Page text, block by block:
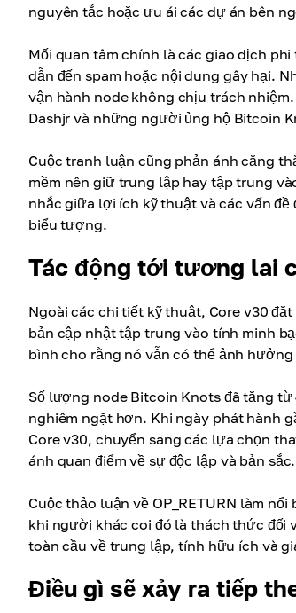
nguyên tắc hoặc ưu ái các dự án bên
Mối quan tâm chính là các giao dịch
dẫn đến spam hoặc nội dung gây hại.
vận hành node không chịu trách
Dashjr và những người ủng hộ Bitcoin
Cuộc tranh luận cũng phản ánh căng
mềm nên giữ trung lập hay tập trung
nhắc giữa lợi ích kỹ thuật và các vấn
biểu tượng.
Tác động tới tương lai
Ngoài các chi tiết kỹ thuật, Core v30
bản cập nhật tập trung vào tính minh
bình cho rằng nó vẫn có thể ảnh
Số lượng node Bitcoin Knots đã tăng
nghiêm ngặt hơn. Khi ngày phát hành
Core v30, chuyển sang các lựa chọn
ánh quan điểm về sự độc lập và bản sắc.
Cuộc thảo luận về OP_RETURN làm
khi người khác coi đó là thách thức đối
toàn cầu về trung lập, tính hữu ích và
Điều gì sẽ xảy ra tiếp